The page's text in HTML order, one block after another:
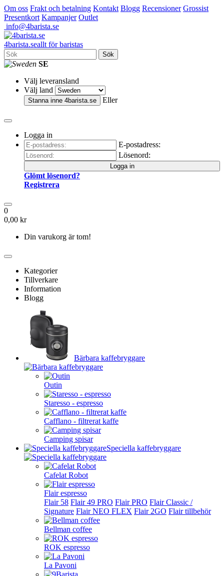
Om oss Frakt och betalning Kontakt Blogg Recensioner Grossist
Presentkort Kampanjer Outlet
info@4barista.se
4barista.seallt för baristas
Sök
SE
Välj leveransland
Välj land
Stanna inne 4barista.se Eller
Logga in
E-postadress:
Lösenord:
Logga in
Glömt lösenord?
Registrera
0
0,00 kr
Din varukorg är tom!
Kategorier
Tillverkare
Information
Blogg
Bärbara kaffebryggare
Outin
Staresso - espresso
Cafflano - filtrerat kaffe
Camping spisar
Speciella kaffebryggare
Cafelat Robot
Flair espresso
Flair 58 Flair 49 PRO Flair PRO Flair Classic /
Signature Flair NEO FLEX Flair 2GO Flair tillbehör
Bellman coffee
ROK espresso
La Pavoni